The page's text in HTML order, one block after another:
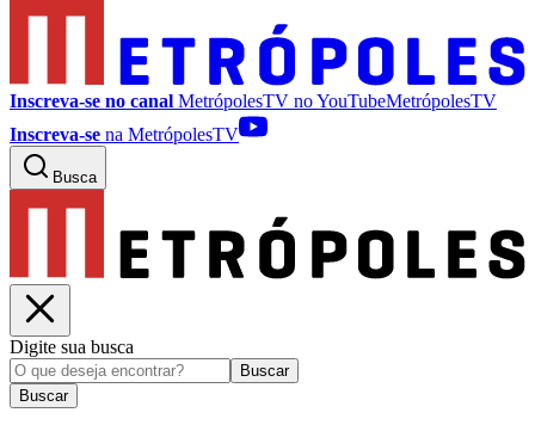
Inscreva-se no canal MetrópolesTV noYouTubeMetrópolesTV
Inscreva-se na MetrópolesTV
Busca
Digite sua busca
Buscar
Buscar